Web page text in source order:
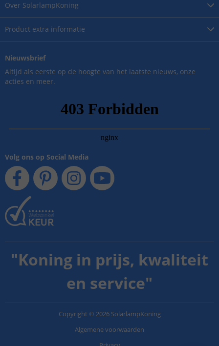
Over SolarlampKoning
Product extra informatie
Nieuwsbrief
Altijd als eerste op de hoogte van het laatste nieuws, onze
acties en meer.
Volg ons op Social Media
"Koning in prijs, kwaliteit
en service"
Copyright © 2026 SolarlampKoning
Algemene voorwaarden